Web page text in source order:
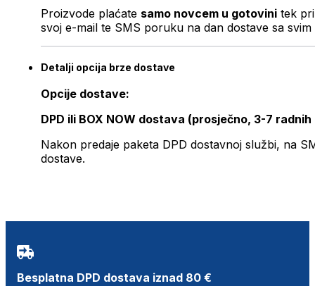
Proizvode plaćate samo novcem u gotovini tek
svoj e-mail te SMS poruku na dan dostave sa svim
Detalji opcija brze dostave
Opcije dostave:
DPD ili BOX NOW dostava (prosječno, 3-7 radnih
Nakon predaje paketa DPD dostavnoj službi, na
dostave.
Besplatna DPD dostava iznad 80 €